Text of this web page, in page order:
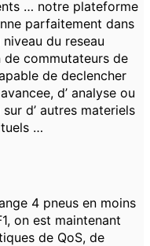
… notre plateforme
parfaitement dans
du reseau
commutateurs de
de declencher
d’ analyse ou
d’ autres materiels
…
4 pneus en moins
on est maintenant
de QoS, de